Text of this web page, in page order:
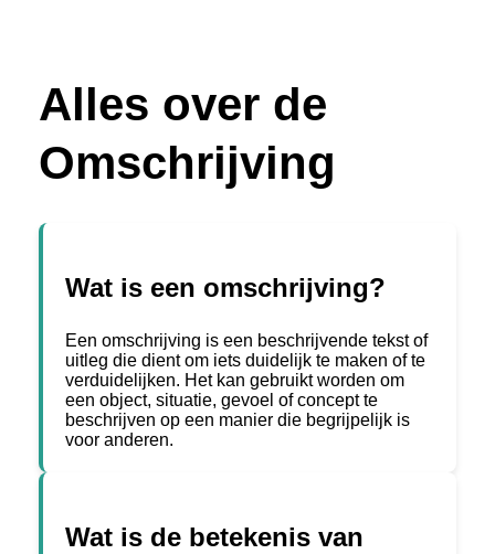
Alles over de
Omschrijving
Wat is een omschrijving?
Een omschrijving is een beschrijvende tekst of
uitleg die dient om iets duidelijk te maken of te
verduidelijken. Het kan gebruikt worden om
een object, situatie, gevoel of concept te
beschrijven op een manier die begrijpelijk is
voor anderen.
Wat is de betekenis van